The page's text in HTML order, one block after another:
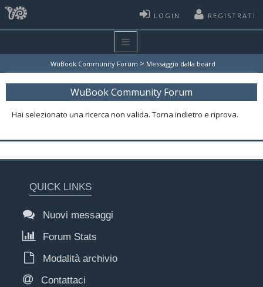
LOGIN REGISTRATI
WuBook Community Forum > Messaggio dalla board
WuBook Community Forum
Hai selezionato una ricerca non valida. Torna indietro e riprova.
QUICK LINKS
Nuovi messaggi
Forum Stats
Modalità archivio
Contattaci